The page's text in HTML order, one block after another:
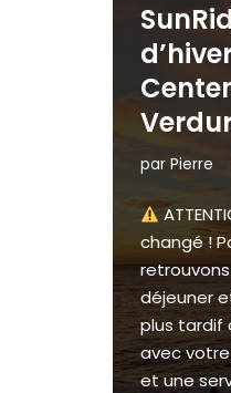
par Pierre
changé !
déjeuner
plus tardif
avec
et une